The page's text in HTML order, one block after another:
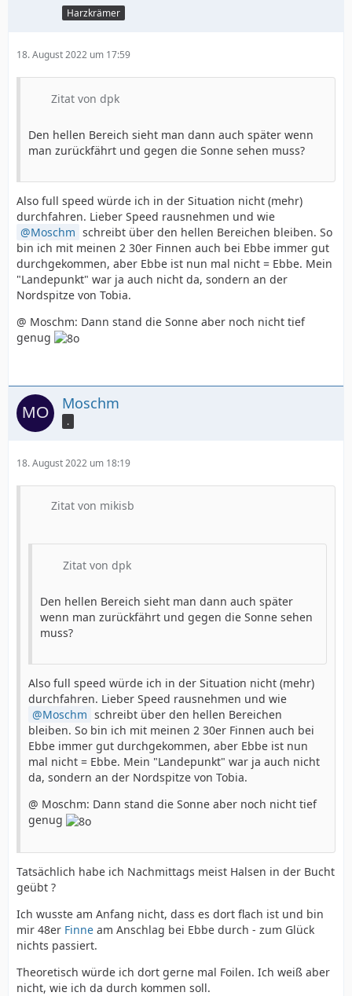
Harzkrämer
18. August 2022 um 17:59
Zitat von dpk
Den hellen Bereich sieht man dann auch später wenn
man zurückfährt und gegen die Sonne sehen muss?
Also full speed würde ich in der Situation nicht (mehr)
durchfahren. Lieber Speed rausnehmen und wie
Moschm schreibt über den hellen Bereichen bleiben. So
bin ich mit meinen 2 30er Finnen auch bei Ebbe immer gut
durchgekommen, aber Ebbe ist nun mal nicht = Ebbe. Mein
"Landepunkt" war ja auch nicht da, sondern an der
Nordspitze von Tobia.
@ Moschm: Dann stand die Sonne aber noch nicht tief
genug
Moschm
.
18. August 2022 um 18:19
Zitat von mikisb
Zitat von dpk
Den hellen Bereich sieht man dann auch später
wenn man zurückfährt und gegen die Sonne sehen
muss?
Also full speed würde ich in der Situation nicht (mehr)
durchfahren. Lieber Speed rausnehmen und wie
Moschm schreibt über den hellen Bereichen
bleiben. So bin ich mit meinen 2 30er Finnen auch bei
Ebbe immer gut durchgekommen, aber Ebbe ist nun
mal nicht = Ebbe. Mein "Landepunkt" war ja auch nicht
da, sondern an der Nordspitze von Tobia.
@ Moschm: Dann stand die Sonne aber noch nicht tief
genug
Tatsächlich habe ich Nachmittags meist Halsen in der Bucht
geübt ?
Ich wusste am Anfang nicht, dass es dort flach ist und bin
mir 48er Finne am Anschlag bei Ebbe durch - zum Glück
nichts passiert.
Theoretisch würde ich dort gerne mal Foilen. Ich weiß aber
nicht, wie ich da durch kommen soll.